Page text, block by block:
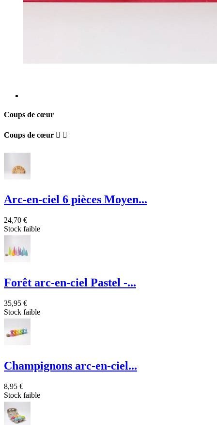
Coups de cœur
Coups de cœur  
Arc-en-ciel 6 pièces Moyen...
24,70 €
Stock faible
Forêt arc-en-ciel Pastel -...
35,95 €
Stock faible
Champignons arc-en-ciel...
8,95 €
Stock faible